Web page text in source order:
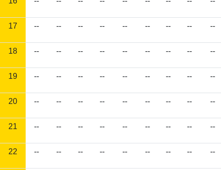
17 -- -- -- -- -- -- -- -- --
18 -- -- -- -- -- -- -- -- --
19 -- -- -- -- -- -- -- -- --
20 -- -- -- -- -- -- -- -- --
21 -- -- -- -- -- -- -- -- --
22 -- -- -- -- -- -- -- -- --